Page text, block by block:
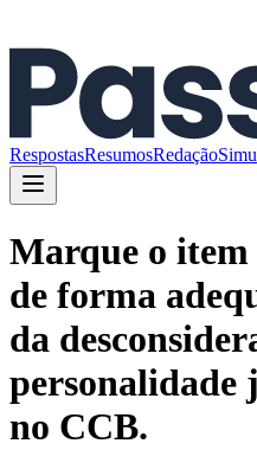
RespostasResumosRedação
Marque o item
de forma
da
no CCB.